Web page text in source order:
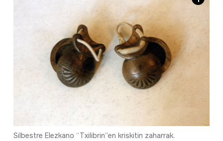
Silbestre Elezkano “Txilibrin”en kriskitin zaharrak.